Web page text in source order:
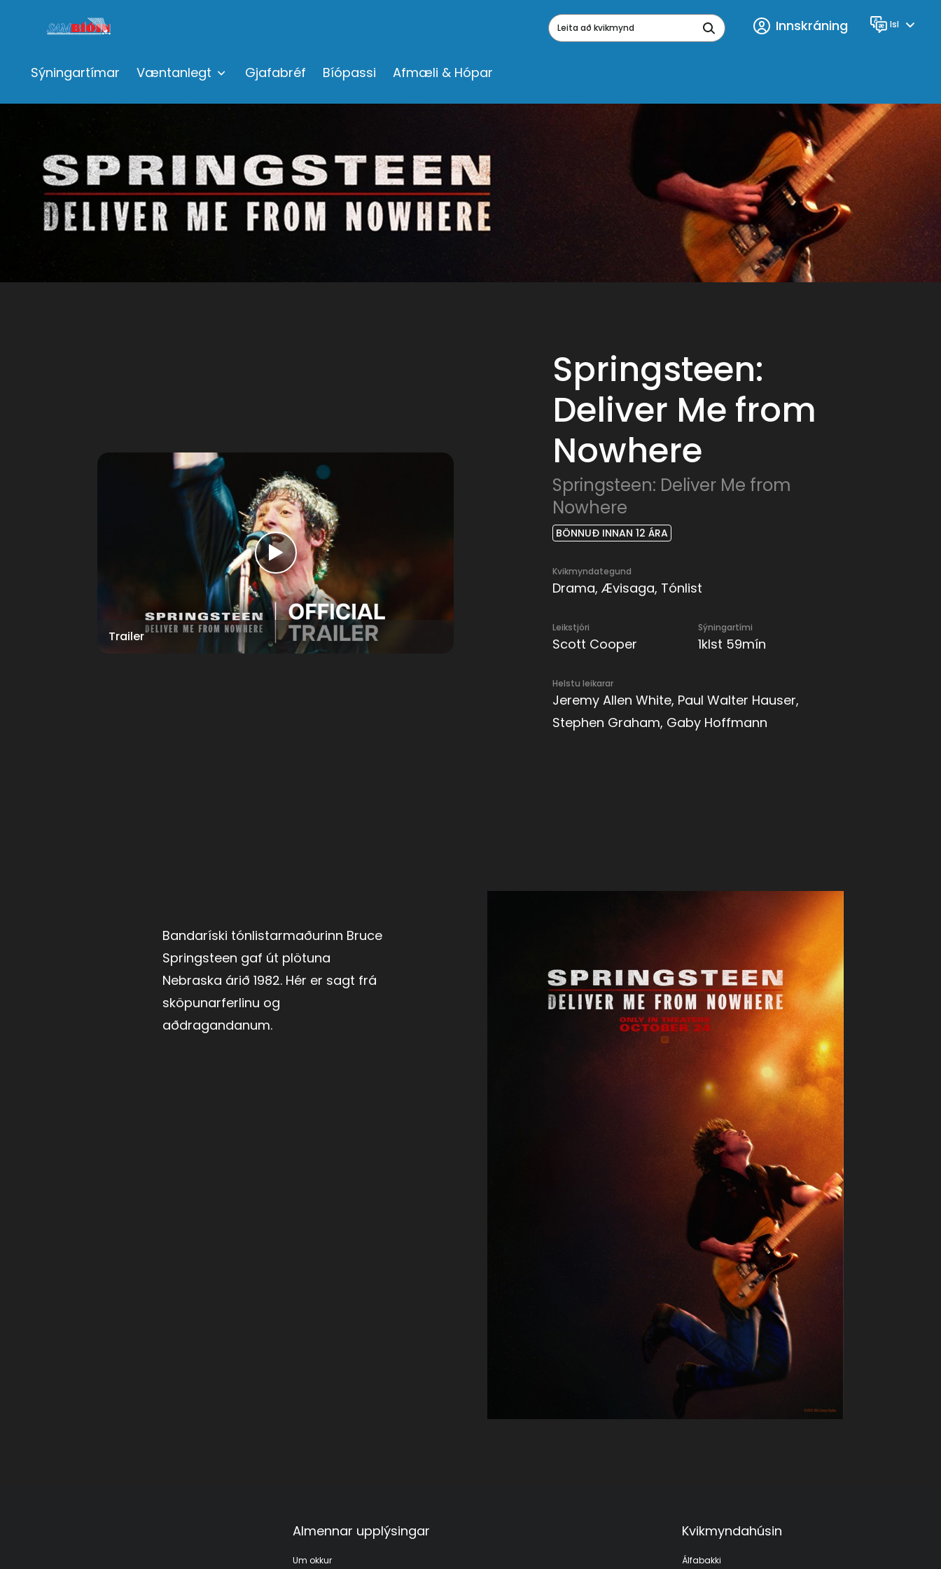
Sýningartímar Væntanlegt Gjafabréf Bíópassi Afmæli & Hópar
Leita að kvikmynd
Innskráning Tungumál
Isl
Springsteen:
Deliver Me from
Nowhere
Springsteen: Deliver Me from
Nowhere
BÖNNUÐ INNAN 12 ÁRA
Kvikmyndategund
Drama, Ævisaga, Tónlist
Leikstjóri
Scott Cooper
Sýningartími
1klst 59mín
Helstu leikarar
Jeremy Allen White, Paul Walter Hauser,
Stephen Graham, Gaby Hoffmann
Trailer
Bandaríski tónlistarmaðurinn Bruce
Springsteen gaf út plötuna
Nebraska árið 1982. Hér er sagt frá
sköpunarferlinu og
aðdragandanum.
Almennar upplýsingar
Um okkur
Kvikmyndahúsin
Álfabakki